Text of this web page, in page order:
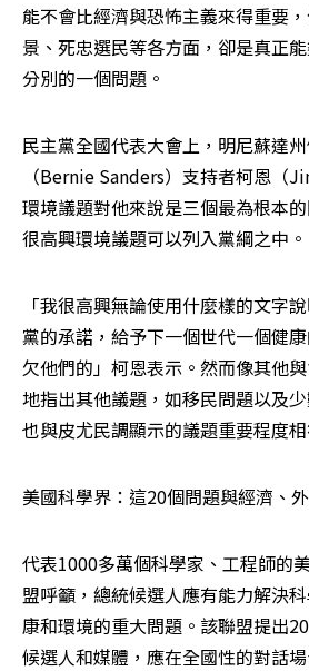
能不會比經濟與恐怖主義來得重要
景、死忠選民等各方面，卻是真正
分別的一個問題。
民主黨全國代表大會上，明尼蘇達
（Bernie Sanders）支持者柯恩（
環境議題對他來說是三個最為根本
很高興環境議題可以列入黨綱之中。
「我很高興無論使用什麼樣的文字
黨的承諾，給予下一個世代一個健
欠他們的」柯恩表示。然而像其他
地指出其他議題，如移民問題以及
也與皮尤民調顯示的議題重要程度相
美國科學界：這20個問題與經濟、
代表1000多萬個科學家、工程師的
盟呼籲，總統候選人應有能力解決
康和環境的重大問題。該聯盟提出
候選人和媒體，應在全國性的對話